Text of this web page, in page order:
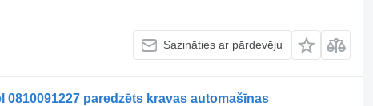
Sazināties ar pārdevēju
paredzēts kravas automašīnas